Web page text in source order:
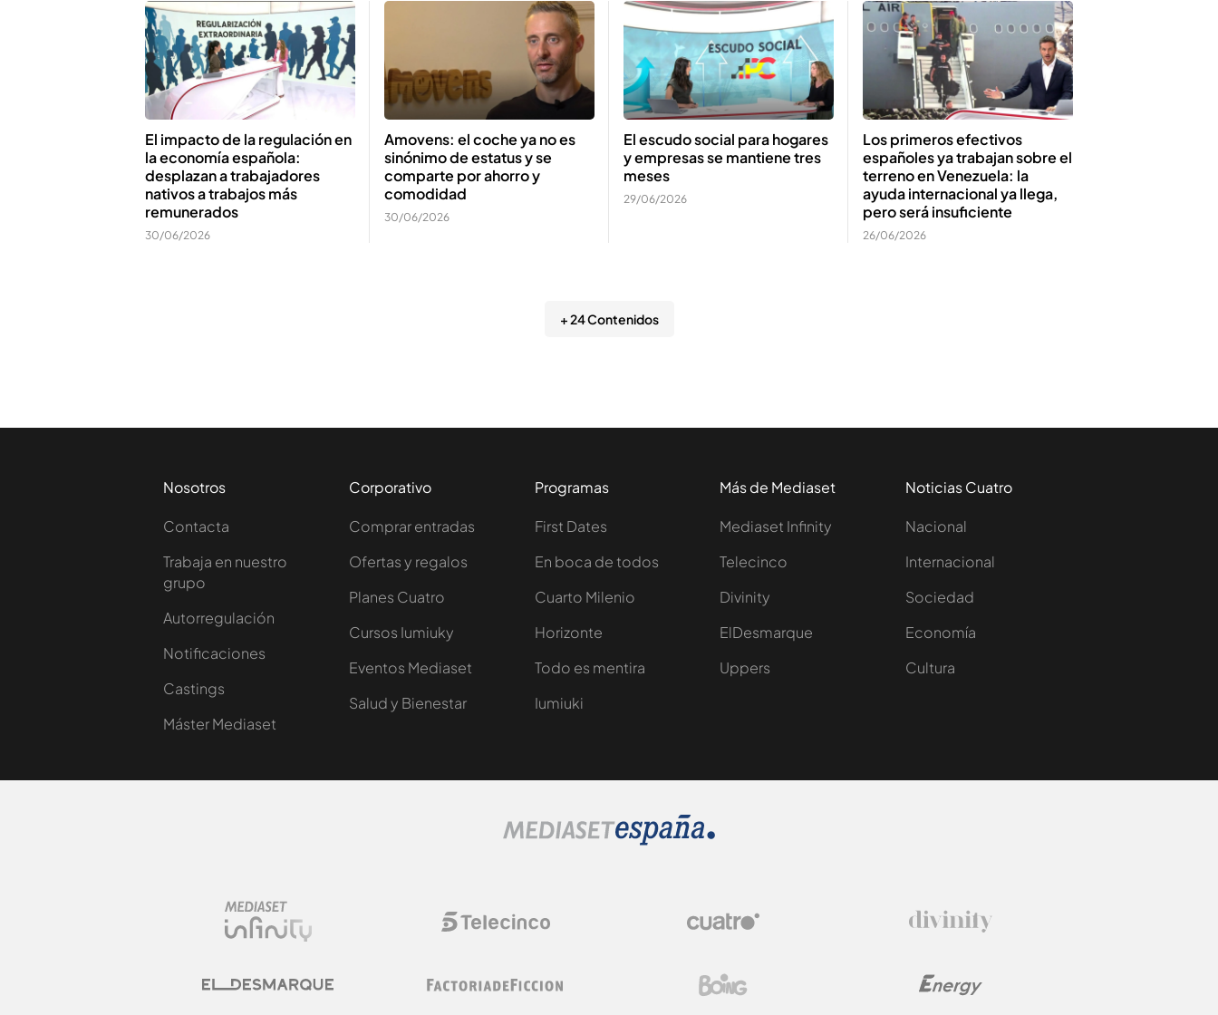
El impacto de la regulación en
la economía española:
desplazan a trabajadores
nativos a trabajos más
remunerados
30/06/2026
Amovens: el coche ya no es
sinónimo de estatus y se
comparte por ahorro y
comodidad
30/06/2026
El escudo social para hogares
y empresas se mantiene tres
meses
29/06/2026
Los primeros efectivos
españoles ya trabajan sobre el
terreno en Venezuela: la
ayuda internacional ya llega,
pero será insuficiente
26/06/2026
+ 24 Contenidos
Nosotros
Contacta
Trabaja en nuestro
grupo
Autorregulación
Notificaciones
Castings
Máster Mediaset
Corporativo
Comprar entradas
Ofertas y regalos
Planes Cuatro
Cursos Iumiuky
Eventos Mediaset
Salud y Bienestar
Programas
First Dates
En boca de todos
Cuarto Milenio
Horizonte
Todo es mentira
Iumiuki
Más de Mediaset
Mediaset Infinity
Telecinco
Divinity
ElDesmarque
Uppers
Noticias Cuatro
Nacional
Internacional
Sociedad
Economía
Cultura